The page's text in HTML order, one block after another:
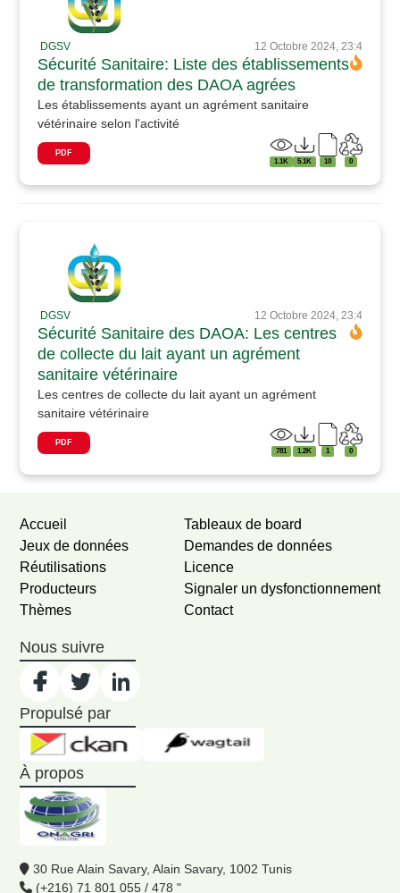
DGSV 12 Octobre 2024, 23:4
Sécurité Sanitaire: Liste des établissements
de transformation des DAOA agrées
Les établissements ayant un agrément sanitaire
vétérinaire selon l'activité
PDF
1.1K 5.1K 10 0
DGSV 12 Octobre 2024, 23:4
Sécurité Sanitaire des DAOA: Les centres
de collecte du lait ayant un agrément
sanitaire vétérinaire
Les centres de collecte du lait ayant un agrément
sanitaire vétérinaire
PDF
781 1.2K 1 0
Accueil
Jeux de données
Réutilisations
Producteurs
Thèmes
Tableaux de board
Demandes de données
Licence
Signaler un dysfonctionnement
Contact
Nous suivre
Propulsé par
À propos
30 Rue Alain Savary, Alain Savary, 1002 Tunis
(+216) 71 801 055 / 478 "